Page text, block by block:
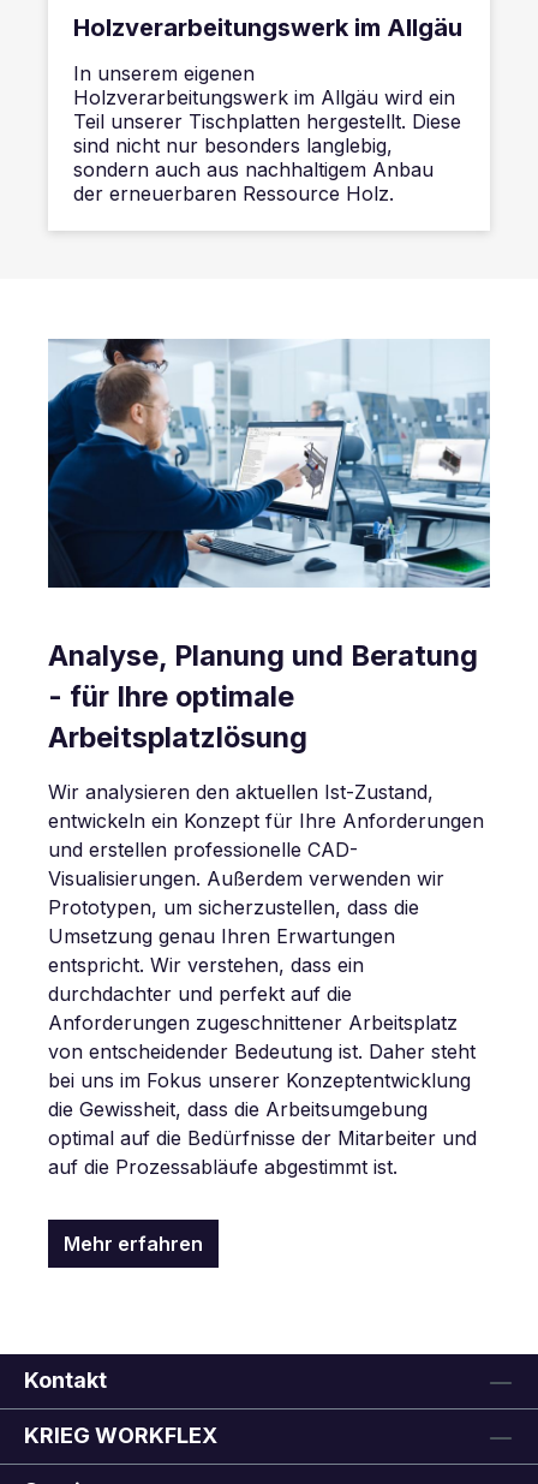
Holzverarbeitungswerk im Allgäu
In unserem eigenen
Holzverarbeitungswerk im Allgäu wird ein
Teil unserer Tischplatten hergestellt. Diese
sind nicht nur besonders langlebig,
sondern auch aus nachhaltigem Anbau
der erneuerbaren Ressource Holz.
Analyse, Planung und Beratung
- für Ihre optimale
Arbeitsplatzlösung
Wir analysieren den aktuellen Ist-Zustand,
entwickeln ein Konzept für Ihre Anforderungen
und erstellen professionelle CAD-
Visualisierungen. Außerdem verwenden wir
Prototypen, um sicherzustellen, dass die
Umsetzung genau Ihren Erwartungen
entspricht. Wir verstehen, dass ein
durchdachter und perfekt auf die
Anforderungen zugeschnittener Arbeitsplatz
von entscheidender Bedeutung ist. Daher steht
bei uns im Fokus unserer Konzeptentwicklung
die Gewissheit, dass die Arbeitsumgebung
optimal auf die Bedürfnisse der Mitarbeiter und
auf die Prozessabläufe abgestimmt ist.
Mehr erfahren
Kontakt
KRIEG WORKFLEX